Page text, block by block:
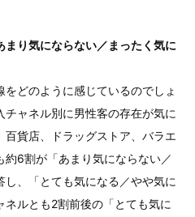
り気にならない／まったく気に
どのように感じているのでしょ
ャネル別に男性客の存在が気に
貨店、ドラッグストア、バラエ
6割が「あまり気にならない／
し、「とても気になる／やや気に
ルとも2割前後の「とても気に